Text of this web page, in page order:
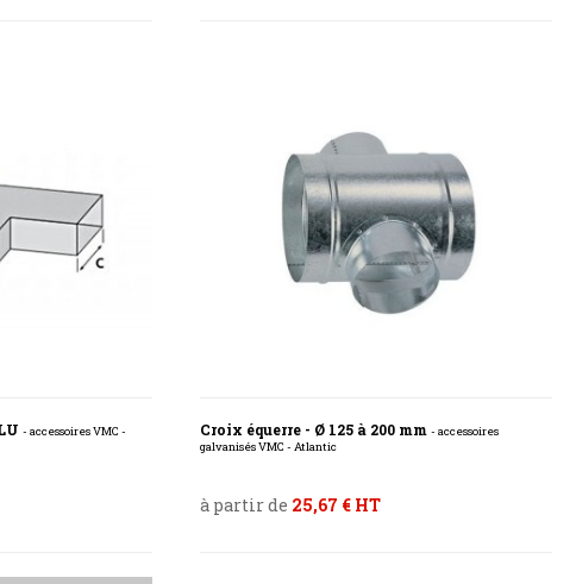
- accessoires VMC -
Croix équerre - Ø 125 à 200 mm - accessoires
galvanisés VMC - Atlantic
à partir de 25,67 € HT